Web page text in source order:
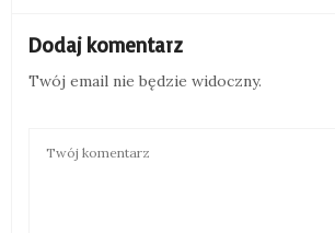
Dodaj komentarz
Twój email nie będzie widoczny.